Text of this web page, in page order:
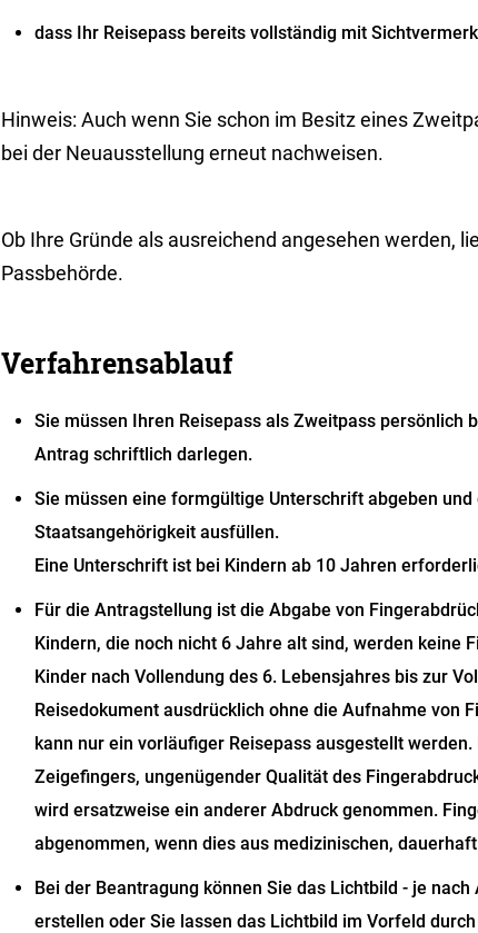
dass Ihr Reisepass bereits vollständig mit
Hinweis: Auch wenn Sie schon im Besitz eines
bei der Neuausstellung erneut nachweisen.
Ob Ihre Gründe als ausreichend angesehen werden,
Passbehörde.
Verfahrensablauf
Sie müssen Ihren Reisepass als Zweitpass persönlich
Antrag schriftlich darlegen.
Sie müssen eine formgültige Unterschrift abgeben
Staatsangehörigkeit ausfüllen.
Eine Unterschrift ist bei Kindern ab 10 Jahren
Für die Antragstellung ist die Abgabe von
Kindern, die noch nicht 6 Jahre alt sind, werden keine
Kinder nach Vollendung des 6. Lebensjahres bis zur
Reisedokument ausdrücklich ohne die Aufnahme von
kann nur ein vorläufiger Reisepass ausgestellt werden.
Zeigefingers, ungenügender Qualität des
wird ersatzweise ein anderer Abdruck genommen.
abgenommen, wenn dies aus medizinischen,
Bei der Beantragung können Sie das Lichtbild - je nach
erstellen oder Sie lassen das Lichtbild im Vorfeld